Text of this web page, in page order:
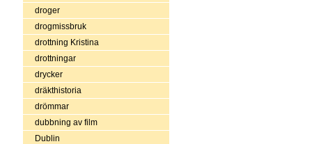
droger
drogmissbruk
drottning Kristina
drottningar
drycker
dräkthistoria
drömmar
dubbning av film
Dublin